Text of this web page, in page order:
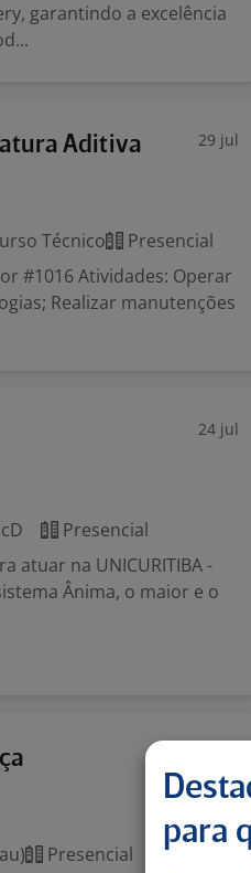
garantindo a excelência
Aditiva 29 jul
Técnico
Presencial
#1016 Atividades: Operar
Realizar manutenções
24 jul
Presencial
atuar na UNICURITIBA -
Ânima, o maior e o
Presencial
para